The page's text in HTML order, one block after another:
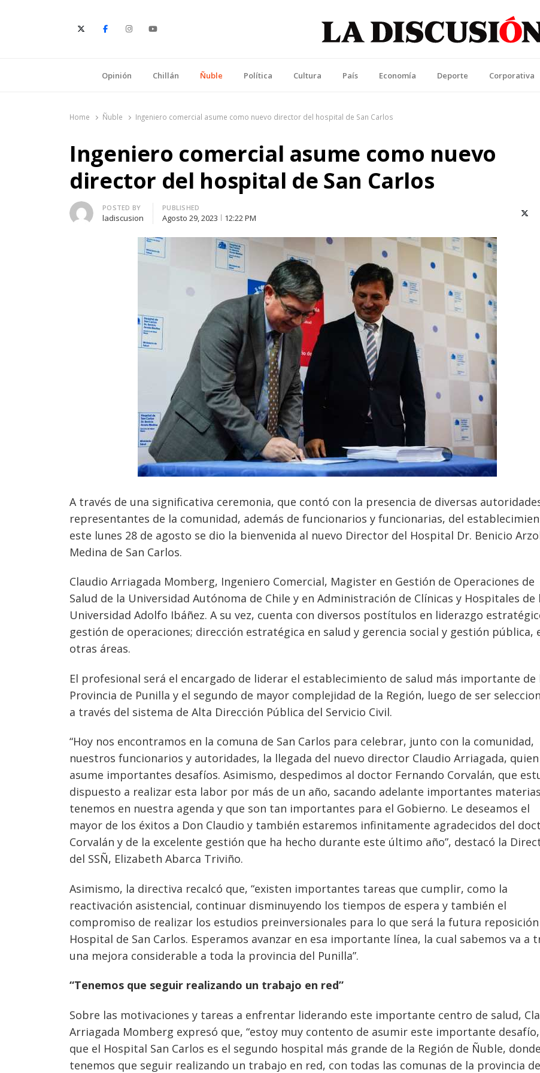
Opinión Chillán Ñuble Política Cultura País Economía Deporte Corporativa
Home Ñuble Ingeniero comercial asume como nuevo director del hospital de San Carlos
Ingeniero comercial asume como nuevo
director del hospital de San Carlos
Author
POSTED BY
ladiscusion
PUBLISHED
Agosto 29, 2023 12:22 PM X
A través de una significativa ceremonia, que contó con la presencia de diversas
representantes de la comunidad, además de funcionarios y funcionarias, del
este lunes 28 de agosto se dio la bienvenida al nuevo Director del Hospital Dr. Benicio
Medina de San Carlos.
Claudio Arriagada Momberg, Ingeniero Comercial, Magister en Gestión de Operaciones de
Salud de la Universidad Autónoma de Chile y en Administración de Clínicas y Hospitales de
Universidad Adolfo Ibáñez. A su vez, cuenta con diversos postítulos en liderazgo
gestión de operaciones; dirección estratégica en salud y gerencia social y gestión pública,
otras áreas.
El profesional será el encargado de liderar el establecimiento de salud más importante de
Provincia de Punilla y el segundo de mayor complejidad de la Región, luego de ser
a través del sistema de Alta Dirección Pública del Servicio Civil.
“Hoy nos encontramos en la comuna de San Carlos para celebrar, junto con la comunidad,
nuestros funcionarios y autoridades, la llegada del nuevo director Claudio Arriagada, quien
asume importantes desafíos. Asimismo, despedimos al doctor Fernando Corvalán, que
dispuesto a realizar esta labor por más de un año, sacando adelante importantes
tenemos en nuestra agenda y que son tan importantes para el Gobierno. Le deseamos el
mayor de los éxitos a Don Claudio y también estaremos infinitamente agradecidos del
Corvalán y de la excelente gestión que ha hecho durante este último año”, destacó la
del SSÑ, Elizabeth Abarca Triviño.
Asimismo, la directiva recalcó que, “existen importantes tareas que cumplir, como la
reactivación asistencial, continuar disminuyendo los tiempos de espera y también el
compromiso de realizar los estudios preinversionales para lo que será la futura
Hospital de San Carlos. Esperamos avanzar en esa importante línea, la cual sabemos va a
una mejora considerable a toda la provincia del Punilla”.
“Tenemos que seguir realizando un trabajo en red”
Sobre las motivaciones y tareas a enfrentar liderando este importante centro de salud,
Arriagada Momberg expresó que, “estoy muy contento de asumir este importante
que el Hospital San Carlos es el segundo hospital más grande de la Región de Ñuble, donde
tenemos que seguir realizando un trabajo en red, con todas las comunas de la provincia de
Navegación